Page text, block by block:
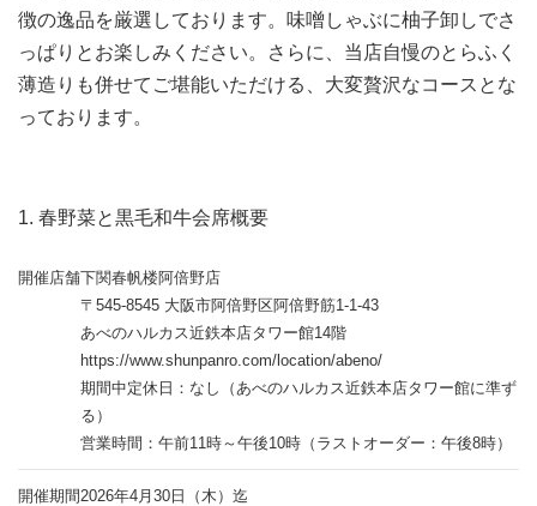
徴の逸品を厳選しております。味噌しゃぶに柚子卸しでさ
っぱりとお楽しみください。さらに、当店自慢のとらふく
薄造りも併せてご堪能いただける、大変贅沢なコースとな
っております。
1. 春野菜と黒毛和牛会席概要
開催店舗下関春帆楼阿倍野店
〒545-8545 大阪市阿倍野区阿倍野筋1-1-43
あべのハルカス近鉄本店タワー館14階
https://www.shunpanro.com/location/abeno/
期間中定休日：なし（あべのハルカス近鉄本店タワー館に準ず
る）
営業時間：午前11時～午後10時（ラストオーダー：午後8時）
開催期間2026年4月30日（木）迄